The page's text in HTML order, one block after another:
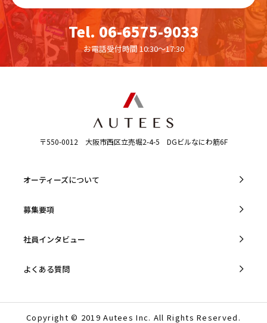
Tel. 06-6575-9033
お電話受付時間 10:30〜17:30
〒550-0012 大阪市西区立売堀2-4-5 DGビルなにわ筋6F
オーティーズについて
募集要項
社員インタビュー
よくある質問
Copyright © 2019 Autees Inc. All Rights Reserved.